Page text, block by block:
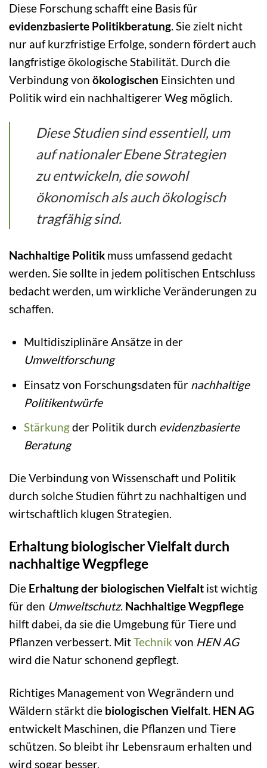
Diese Forschung schafft eine Basis für
evidenzbasierte Politikberatung . Sie zielt nicht
nur auf kurzfristige Erfolge, sondern fördert auch
langfristige ökologische Stabilität. Durch die
Verbindung von ökologischen Einsichten und
Politik wird ein nachhaltigerer Weg möglich.
Diese Studien sind essentiell, um
auf nationaler Ebene Strategien
zu entwickeln, die sowohl
ökonomisch als auch ökologisch
tragfähig sind.
Nachhaltige Politik muss umfassend gedacht
werden. Sie sollte in jedem politischen Entschluss
bedacht werden, um wirkliche Veränderungen zu
schaffen.
Multidisziplinäre Ansätze in der
Umweltforschung
Einsatz von Forschungsdaten für nachhaltige
Politikentwürfe
Stärkungder Politik durch evidenzbasierte
Beratung
Die Verbindung von Wissenschaft und Politik
durch solche Studien führt zu nachhaltigen und
wirtschaftlich klugen Strategien.
Erhaltung biologischer Vielfalt durch
nachhaltige Wegpflege
Die Erhaltung der biologischen Vielfalt ist wichtig
für den Umweltschutz. Nachhaltige Wegpflege
hilft dabei, da sie die Umgebung für Tiere und
Pflanzen verbessert. MitTechnik von HEN AG
wird die Natur schonend gepflegt.
Richtiges Management von Wegrändern und
Wäldern stärkt die biologischen Vielfalt. HEN AG
entwickelt Maschinen, die Pflanzen und Tiere
schützen. So bleibt ihr Lebensraum erhalten und
wird sogar besser.